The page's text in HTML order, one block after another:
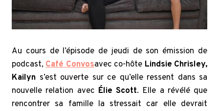
Au cours de l’épisode de jeudi de son émission de
podcast,Café Convosavec co-hôte Lindsie Chrisley,
Kailyn s’est ouverte sur ce qu’elle ressent dans sa
nouvelle relation avec Élie Scott. Elle a révélé que
rencontrer sa famille la stressait car elle devrait